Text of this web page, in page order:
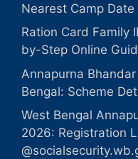
Nearest Camp
Ration Card Family
by-Step Online
Annapurna
Bengal: Scheme
West Bengal
2026: Registration